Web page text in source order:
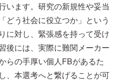
います。研究の新規性や妥当
どう社会に役立つか」という
に対し、緊張感を持って受け
後には、実際に難関メーカー
らの手厚い個人FBがあるた
、本選考へと繋げることが可